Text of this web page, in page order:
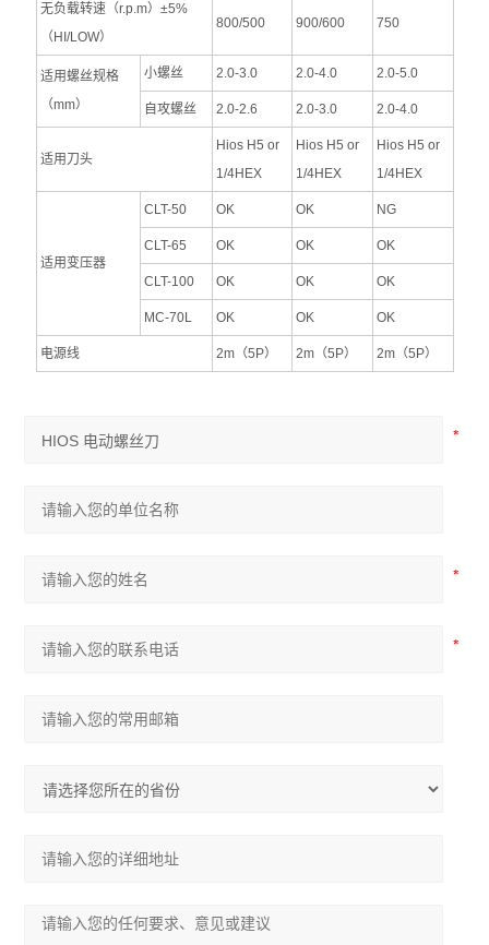
无负载转速（r.p.m）±5%
（HI/LOW）
800/500 900/600 750
适用螺丝规格
（mm）
小螺丝 2.0-3.0 2.0-4.0 2.0-5.0
自攻螺丝 2.0-2.6 2.0-3.0 2.0-4.0
适用刀头
Hios H5 or
1/4HEX
Hios H5 or
1/4HEX
Hios H5 or
1/4HEX
适用变压器
CLT-50 OK OK NG
CLT-65 OK OK OK
CLT-100 OK OK OK
MC-70L OK OK OK
电源线 2m（5P） 2m（5P） 2m（5P）